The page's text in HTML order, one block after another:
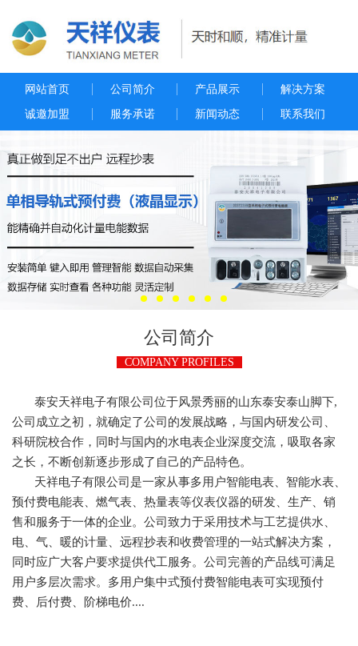
网站首页 公司简介 产品展示 解决方案
诚邀加盟 服务承诺 新闻动态 联系我们
公司简介
COMPANY PROFILES
泰安天祥电子有限公司位于风景秀丽的山东泰安泰山脚下,
公司成立之初，就确定了公司的发展战略，与国内研发公司、
科研院校合作，同时与国内的水电表企业深度交流，吸取各家
之长，不断创新逐步形成了自己的产品特色。
天祥电子有限公司是一家从事多用户智能电表、智能水表、
预付费电能表、燃气表、热量表等仪表仪器的研发、生产、销
售和服务于一体的企业。公司致力于采用技术与工艺提供水、
电、气、暖的计量、远程抄表和收费管理的一站式解决方案，
同时应广大客户要求提供代工服务。公司完善的产品线可满足
用户多层次需求。多用户集中式预付费智能电表可实现预付
费、后付费、阶梯电价....